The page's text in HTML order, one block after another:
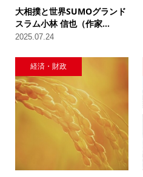
大相撲と世界SUMOグランド
スラム小林 信也（作家...
2025.07.24
経済・財政